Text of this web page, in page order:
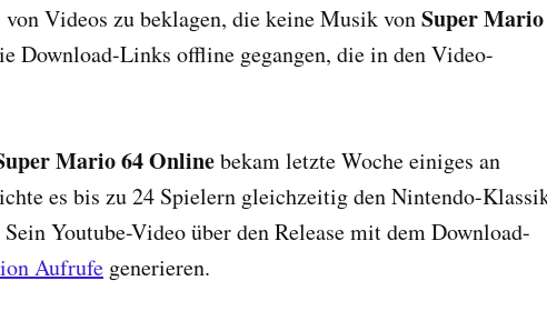
Videos zu beklagen, die keine Musik vonSuper Mario
Download-Links offline gegangen, die in den Video-
Mario 64 Onlinebekam letzte Woche einiges an
es bis zu 24 Spielern gleichzeitig den Nintendo-
Youtube-Video über den Release mit dem Download-
Aufrufe generieren.